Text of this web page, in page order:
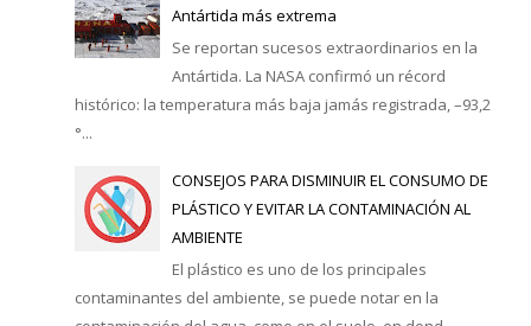
Antártida más extrema
Se reportan sucesos extraordinarios en la
Antártida. La NASA confirmó un récord
histórico: la temperatura más baja jamás registrada, –93,2
°...
CONSEJOS PARA DISMINUIR EL CONSUMO DE
PLÁSTICO Y EVITAR LA CONTAMINACIÓN AL
AMBIENTE
El plástico es uno de los principales
contaminantes del ambiente, se puede notar en la